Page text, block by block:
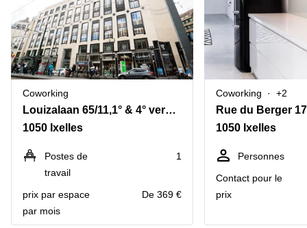
Coworking
Louizalaan 65/11,1° & 4° verdieping
1050 Ixelles
Postes de
travail
1
prix par espace
par mois
De 369 €
Coworking +2
Rue du Berger 17
1050 Ixelles
Personnes
Contact pour le
prix